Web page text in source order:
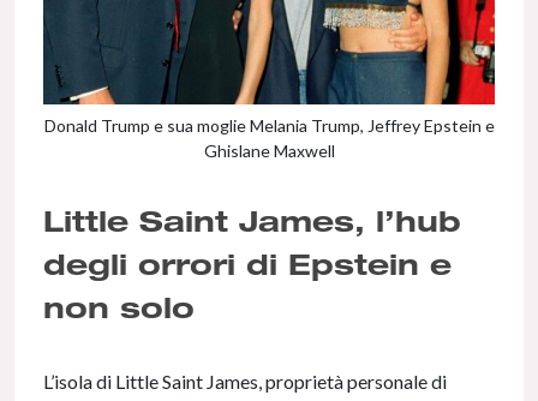
Donald Trump e sua moglie Melania Trump, Jeffrey Epstein e
Ghislane Maxwell
Little Saint James, l’hub
degli orrori di Epstein e
non solo
L’isola di Little Saint James, proprietà personale di